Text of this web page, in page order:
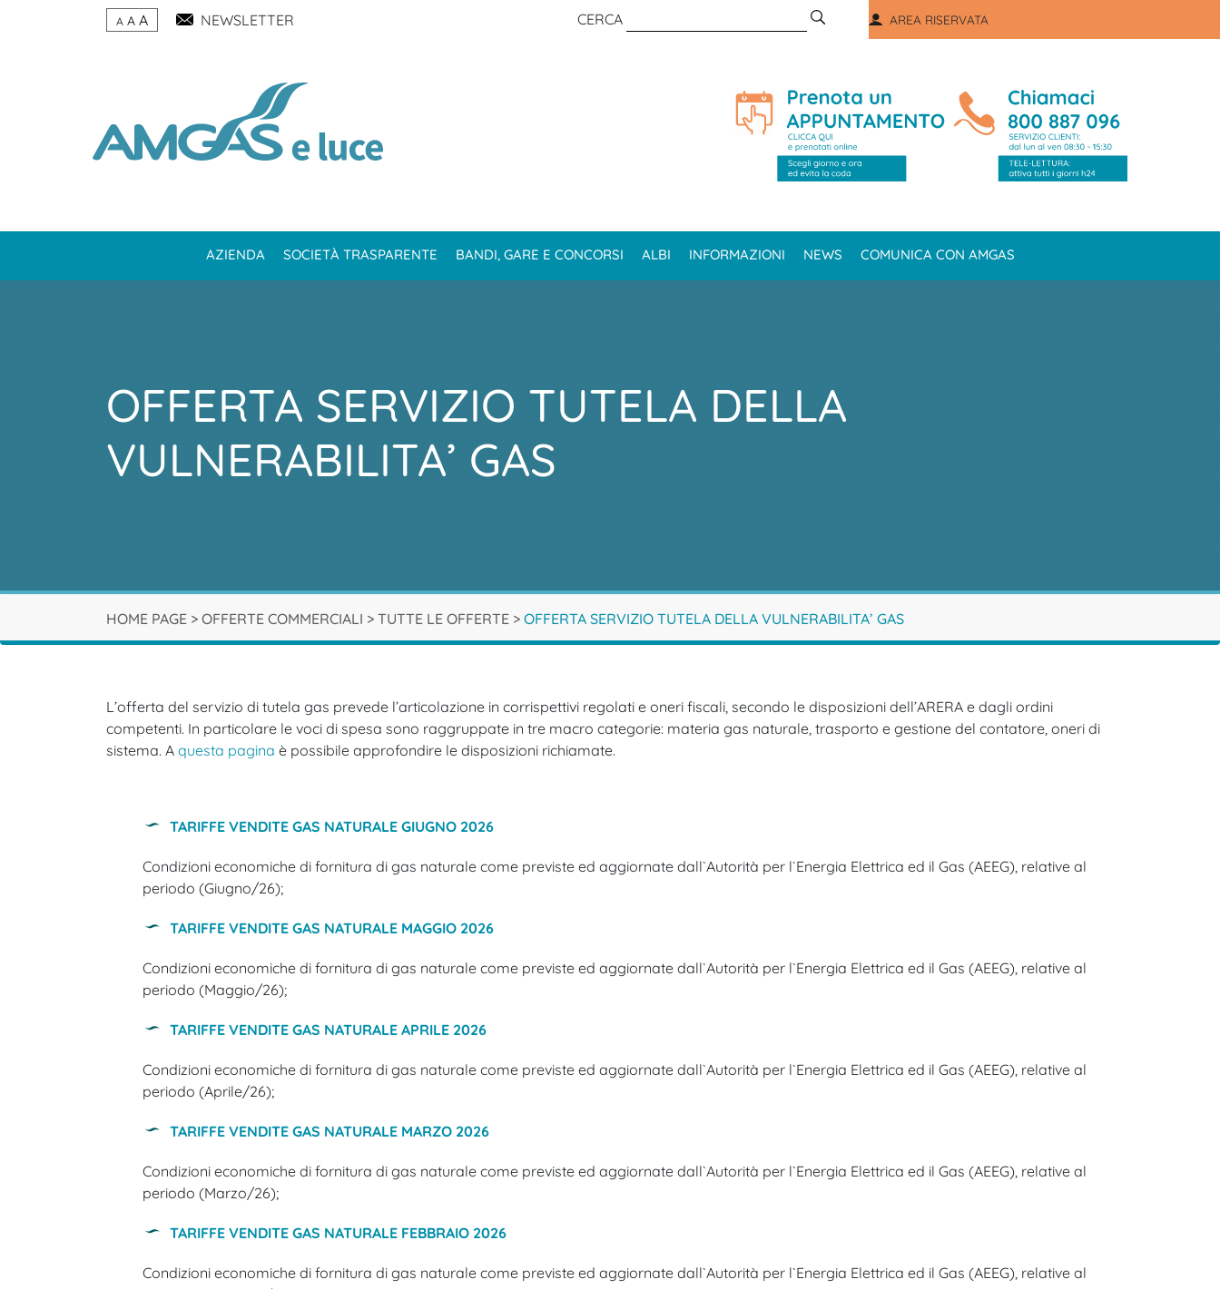
A A A NEWSLETTER CERCA AREA RISERVATA
AZIENDA SOCIETÀ TRASPARENTE BANDI, GARE E CONCORSI ALBI INFORMAZIONI NEWS COMUNICA CON AMGAS
OFFERTA SERVIZIO TUTELA DELLA
VULNERABILITA’ GAS
HOME PAGE > OFFERTE COMMERCIALI > TUTTE LE OFFERTE > OFFERTA SERVIZIO TUTELA DELLA VULNERABILITA’ GAS
L’offerta del servizio di tutela gas prevede l’articolazione in corrispettivi regolati e oneri fiscali, secondo le disposizioni dell’ARERA e dagli ordini
competenti. In particolare le voci di spesa sono raggruppate in tre macro categorie: materia gas naturale, trasporto e gestione del contatore, oneri di
sistema. A questa pagina è possibile approfondire le disposizioni richiamate.
TARIFFE VENDITE GAS NATURALE GIUGNO 2026
Condizioni economiche di fornitura di gas naturale come previste ed aggiornate dall`Autorità per l`Energia Elettrica ed il Gas (AEEG), relative al
periodo (Giugno/26);
TARIFFE VENDITE GAS NATURALE MAGGIO 2026
Condizioni economiche di fornitura di gas naturale come previste ed aggiornate dall`Autorità per l`Energia Elettrica ed il Gas (AEEG), relative al
periodo (Maggio/26);
TARIFFE VENDITE GAS NATURALE APRILE 2026
Condizioni economiche di fornitura di gas naturale come previste ed aggiornate dall`Autorità per l`Energia Elettrica ed il Gas (AEEG), relative al
periodo (Aprile/26);
TARIFFE VENDITE GAS NATURALE MARZO 2026
Condizioni economiche di fornitura di gas naturale come previste ed aggiornate dall`Autorità per l`Energia Elettrica ed il Gas (AEEG), relative al
periodo (Marzo/26);
TARIFFE VENDITE GAS NATURALE FEBBRAIO 2026
Condizioni economiche di fornitura di gas naturale come previste ed aggiornate dall`Autorità per l`Energia Elettrica ed il Gas (AEEG), relative al